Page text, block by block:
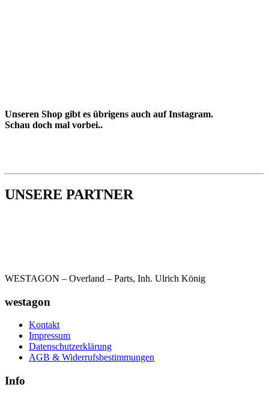
Unseren Shop gibt es übrigens auch auf Instagram.
Schau doch mal vorbei..
UNSERE PARTNER
WESTAGON – Overland – Parts, Inh. Ulrich König
westagon
Kontakt
Impressum
Datenschutzerklärung
AGB & Widerrufsbestimmungen
Info